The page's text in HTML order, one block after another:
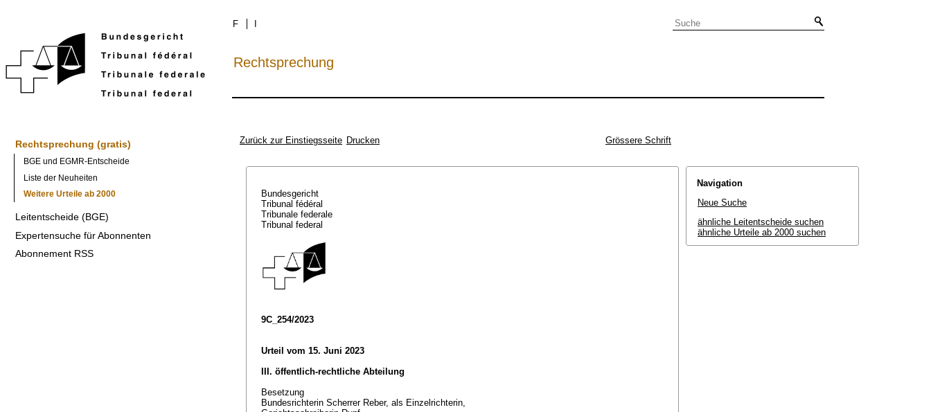
F
Rechtsprechung
Rechtsprechung (gratis)
BGE und EGMR-Entscheide
Liste der Neuheiten
Weitere Urteile ab 2000
Leitentscheide (BGE)
Expertensuche für Abonnenten
Abonnement RSS
Zurück zur Einstiegsseite Drucken Grössere Schrift
Bundesgericht
Tribunal fédéral
Tribunale federale
Tribunal federal
9C_254/2023
Urteil vom 15. Juni 2023
III. öffentlich-rechtliche Abteilung
Besetzung
Bundesrichterin Scherrer Reber, als Einzelrichterin,
Navigation
Neue Suche
ähnliche Leitentscheide suchen
ähnliche Urteile ab 2000 suchen